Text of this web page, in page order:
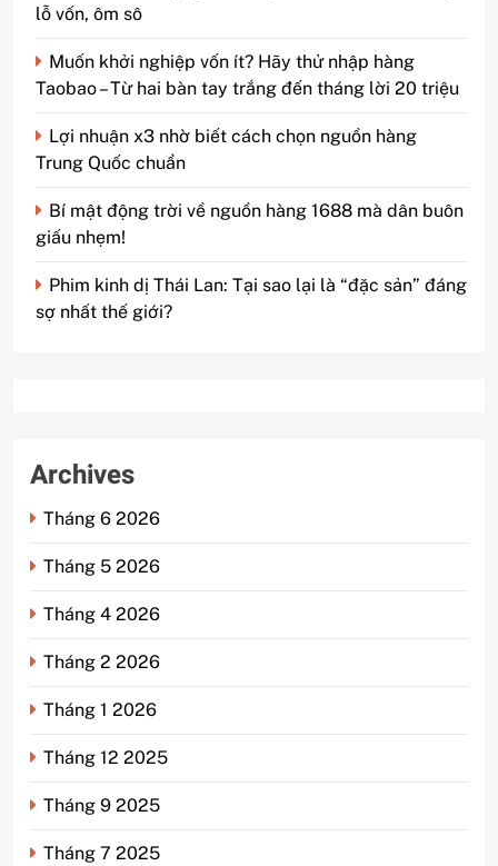
lỗ vốn, ôm sô
Muốn khởi nghiệp vốn ít? Hãy thử nhập hàng
Taobao – Từ hai bàn tay trắng đến tháng lời 20 triệu
Lợi nhuận x3 nhờ biết cách chọn nguồn hàng
Trung Quốc chuẩn
Bí mật động trời về nguồn hàng 1688 mà dân buôn
giấu nhẹm!
Phim kinh dị Thái Lan: Tại sao lại là “đặc sản” đáng
sợ nhất thế giới?
Archives
Tháng 6 2026
Tháng 5 2026
Tháng 4 2026
Tháng 2 2026
Tháng 1 2026
Tháng 12 2025
Tháng 9 2025
Tháng 7 2025